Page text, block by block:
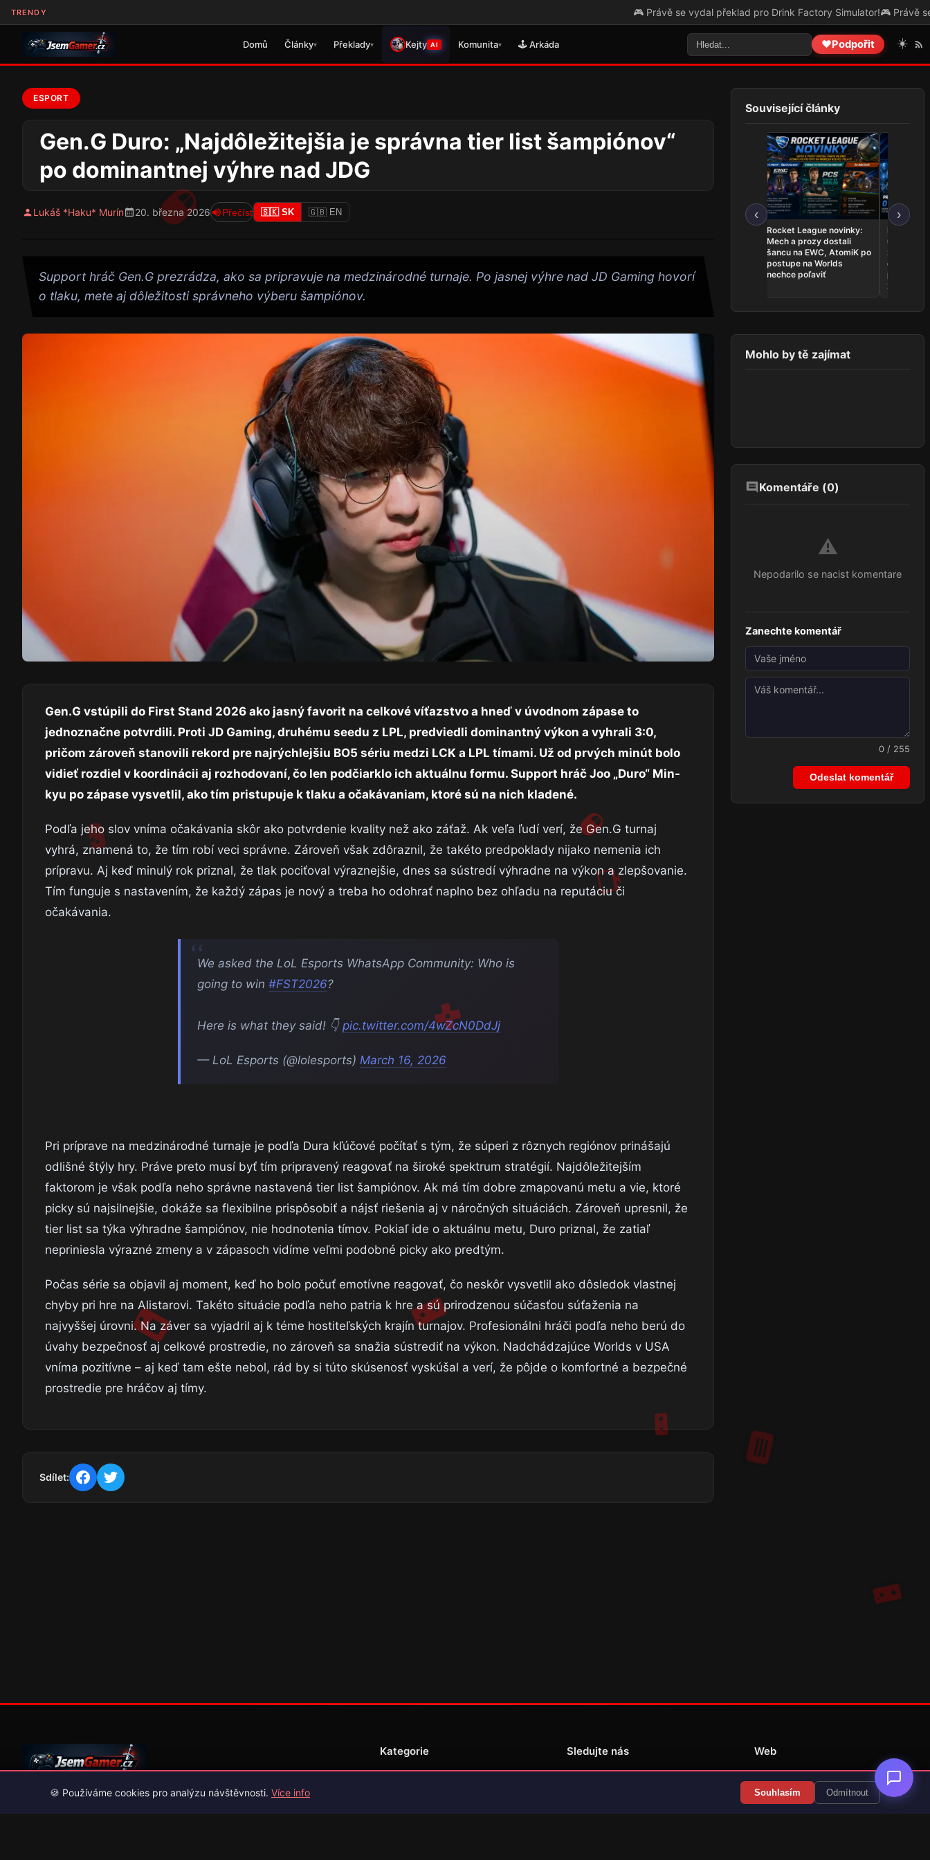
TRENDY 🎮 Právě se vydal překlad pro Drink Factory Simulator! 🎮 Právě se vydal
Domů Články▾ Překlady▾ Kejty AI Komunita▾ 🕹️ Arkáda ❤️Podpořit ☀️
ESPORT
Gen.G Duro: „Najdôležitejšia je správna tier list šampiónov“
po dominantnej výhre nad JDG
Lukáš *Haku* Murín 20. března 2026 Přečíst 🇸🇰 SK 🇬🇧 EN
Support hráč Gen.G prezrádza, ako sa pripravuje na medzinárodné turnaje. Po jasnej výhre nad JD Gaming hovorí
o tlaku, mete aj dôležitosti správneho výberu šampiónov.
Gen.G vstúpili do First Stand 2026 ako jasný favorit na celkové víťazstvo a hneď v úvodnom zápase to
jednoznačne potvrdili. Proti JD Gaming, druhému seedu z LPL, predviedli dominantný výkon a vyhrali 3:0,
pričom zároveň stanovili rekord pre najrýchlejšiu BO5 sériu medzi LCK a LPL tímami. Už od prvých minút bolo
vidieť rozdiel v koordinácii aj rozhodovaní, čo len podčiarklo ich aktuálnu formu. Support hráč Joo „Duro“ Min-
kyu po zápase vysvetlil, ako tím pristupuje k tlaku a očakávaniam, ktoré sú na nich kladené.
Podľa jeho slov vníma očakávania skôr ako potvrdenie kvality než ako záťaž. Ak veľa ľudí verí, že Gen.G turnaj
vyhrá, znamená to, že tím robí veci správne. Zároveň však zdôraznil, že takéto predpoklady nijako nemenia ich
prípravu. Aj keď minulý rok priznal, že tlak pociťoval výraznejšie, dnes sa sústredí výhradne na výkon a zlepšovanie.
Tím funguje s nastavením, že každý zápas je nový a treba ho odohrať naplno bez ohľadu na reputáciu či
očakávania.
We asked the LoL Esports WhatsApp Community: Who is
going to win #FST2026?
Here is what they said! 👇 pic.twitter.com/4wZcN0DdJj
— LoL Esports (@lolesports) March 16, 2026
Pri príprave na medzinárodné turnaje je podľa Dura kľúčové počítať s tým, že súperi z rôznych regiónov prinášajú
odlišné štýly hry. Práve preto musí byť tím pripravený reagovať na široké spektrum stratégií. Najdôležitejším
faktorom je však podľa neho správne nastavená tier list šampiónov. Ak má tím dobre zmapovanú metu a vie, ktoré
picky sú najsilnejšie, dokáže sa flexibilne prispôsobiť a nájsť riešenia aj v náročných situáciách. Zároveň upresnil, že
tier list sa týka výhradne šampiónov, nie hodnotenia tímov. Pokiaľ ide o aktuálnu metu, Duro priznal, že zatiaľ
nepriniesla výrazné zmeny a v zápasoch vidíme veľmi podobné picky ako predtým.
Počas série sa objavil aj moment, keď ho bolo počuť emotívne reagovať, čo neskôr vysvetlil ako dôsledok vlastnej
chyby pri hre na Alistarovi. Takéto situácie podľa neho patria k hre a sú prirodzenou súčasťou súťaženia na
najvyššej úrovni. Na záver sa vyjadril aj k téme hostiteľských krajín turnajov. Profesionálni hráči podľa neho berú do
úvahy bezpečnosť aj celkové prostredie, no zároveň sa snažia sústrediť na výkon. Nadchádzajúce Worlds v USA
vníma pozitívne – aj keď tam ešte nebol, rád by si túto skúsenosť vyskúšal a verí, že pôjde o komfortné a bezpečné
prostredie pre hráčov aj tímy.
Sdílet:
Související články
‹
BoostGate dlhuje hráčom
Rocket League novinky:
Mech a prozy dostali
šancu na EWC, AtomiK po
postupe na Worlds
nechce poľaviť
udalosti
zahrá o
ovládli
predstavil
zostavu
›
Mohlo by tě zajímat
Komentáře (0)
⚠️
Nepodarilo se nacist komentare
Zanechte komentář
0 / 255
Odeslat komentář
Váš průvodce světem videoher. Novinky, recenze a česko-slovenské
překlady her.
Kategorie Sledujte nás Web
Překlady her
🍪 Používáme cookies pro analýzu návštěvnosti. Více info Souhlasím Odmítnout